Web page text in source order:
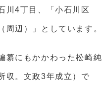
川4丁目、「小石川区
周辺）」としています。
纂にもかかわった松崎純
収。文政3年成立）で